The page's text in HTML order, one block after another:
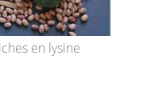
en lysine